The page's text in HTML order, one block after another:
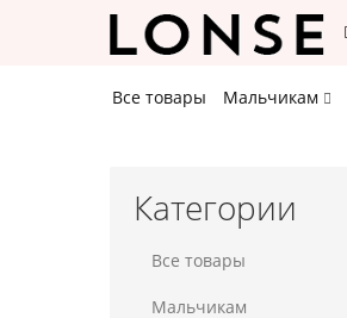
Все товары Мальчикам
Категории
Все товары
Мальчикам